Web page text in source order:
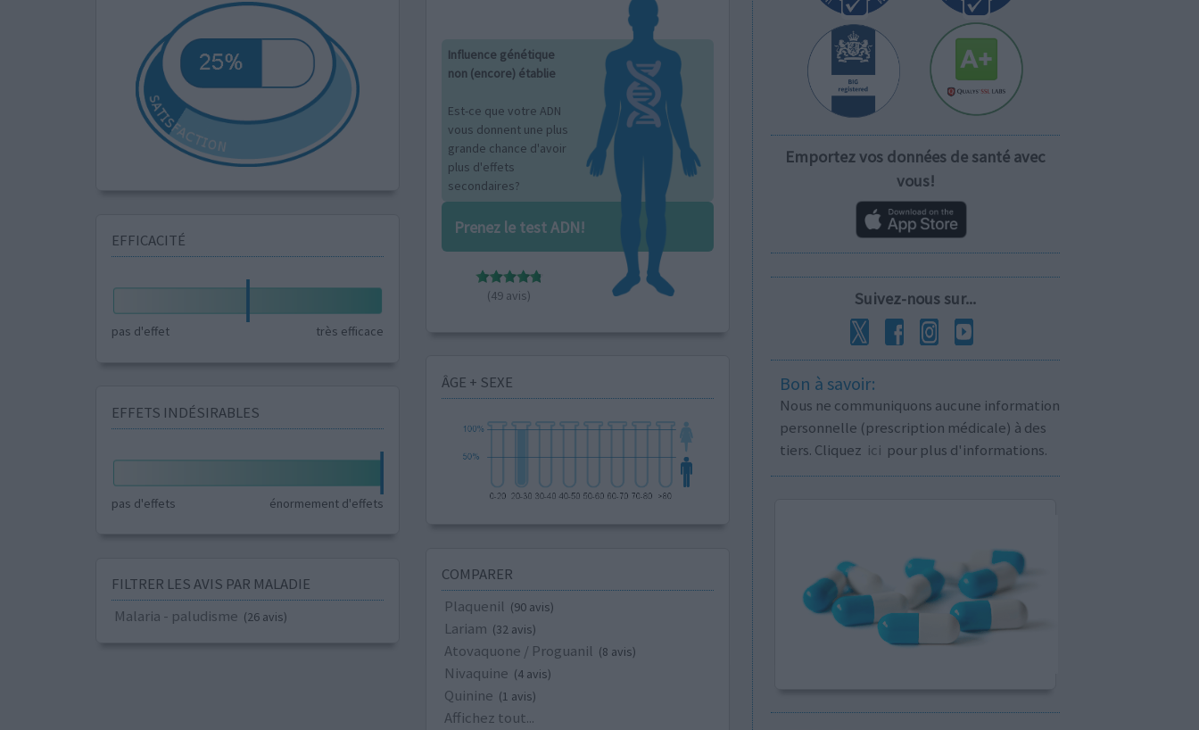
EFFICACITÉ
pas d'effet très efficace
EFFETS INDÉSIRABLES
pas d'effets énormement d'effets
FILTRER LES AVIS PAR MALADIE
Malaria - paludisme (26 avis)
Influence génétique
non (encore) établie
Est-ce que votre ADN
vous donnent une plus
grande chance d'avoir
plus d'effets
secondaires?
Prenez le test ADN!
(49 avis)
ÂGE + SEXE
COMPARER
Plaquenil (90 avis)
Lariam (32 avis)
Atovaquone / Proguanil (8 avis)
Nivaquine (4 avis)
Quinine (1 avis)
Affichez tout...
Emportez vos données de santé avec
vous!
Suivez-nous sur...
Bon à savoir:
Nous ne communiquons aucune information
personnelle (prescription médicale) à des
tiers. Cliquez ici pour plus d'informations.